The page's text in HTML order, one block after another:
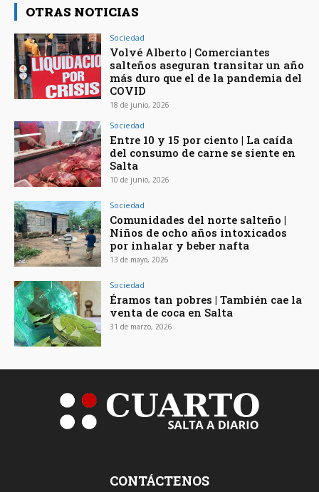
OTRAS NOTICIAS
Sociedad
Volvé Alberto | Comerciantes
salteños aseguran transitar un año
más duro que el de la pandemia del
COVID
18 de junio, 2026
Sociedad
Entre 10 y 15 por ciento | La caída
del consumo de carne se siente en
Salta
10 de junio, 2026
Sociedad
Comunidades del norte salteño |
Niños de ocho años intoxicados
por inhalar y beber nafta
13 de mayo, 2026
Sociedad
Éramos tan pobres | También cae la
venta de coca en Salta
31 de marzo, 2026
CONTÁCTENOS